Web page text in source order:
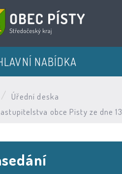
NABÍDKA
Úřední deska
obce Písty ze dne